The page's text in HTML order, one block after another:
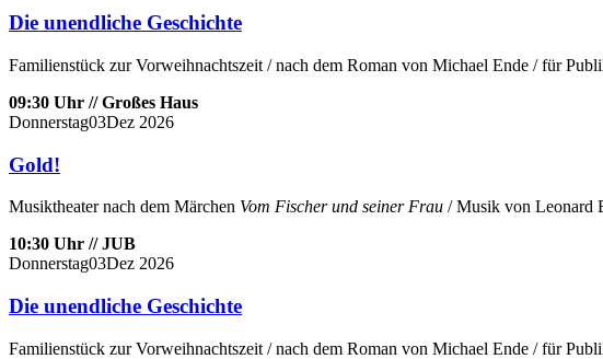
Die unendliche Geschichte
Familienstück zur Vorweihnachtszeit / nach dem Roman von Michael Ende / für
09:30 Uhr // Großes Haus
Donnerstag03Dez 2026
Gold!
Musiktheater nach dem Märchen Vom Fischer und seiner Frau / Musik von Leonard
10:30 Uhr // JUB
Donnerstag03Dez 2026
Die unendliche Geschichte
Familienstück zur Vorweihnachtszeit / nach dem Roman von Michael Ende / für